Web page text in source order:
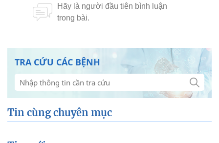
TRA CỨU CÁC BỆNH
Tin cùng chuyên mục